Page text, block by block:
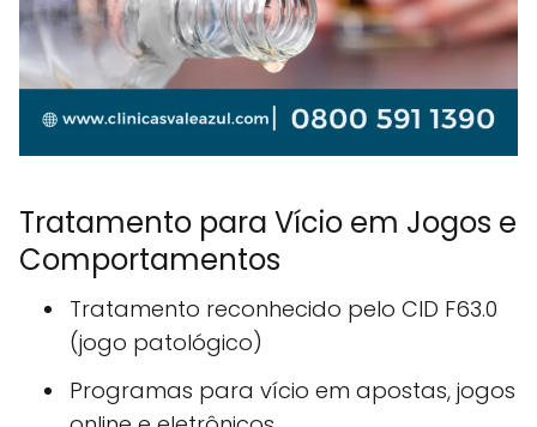
Tratamento para Vício em Jogos e
Comportamentos
Tratamento reconhecido pelo CID F63.0
(jogo patológico)
Programas para vício em apostas, jogos